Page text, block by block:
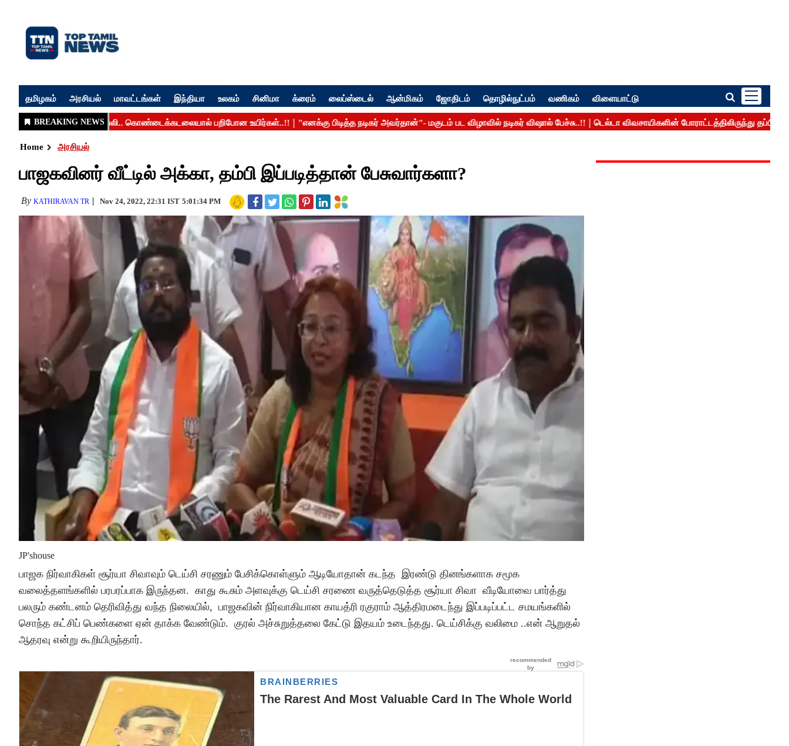
தமிழகம் அரசியல் மாவட்டங்கள் இந்தியா உலகம் சினிமா க்ரைம் லைப்ஸ்டைல் ஆன்மிகம் ஜோதிடம் தொழில்நுட்பம் வணிகம் விளையாட்டு
Home அரசியல்
பாஜகவினர் வீட்டில் அக்கா, தம்பி இப்படித்தான் பேசுவார்களா?
By KATHIRAVAN TR Nov 24, 2022, 22:31 IST 5:01:34 PM
JP'shouse
பாஜக நிர்வாகிகள் சூர்யா சிவாவும் டெய்சி சரணும் பேசிக்கொள்ளும் ஆடியோதான் கடந்த இரண்டு தினங்களாக சமூக
வலைத்தளங்களில் பரபரப்பாக இருந்தன. காது கூசும் அளவுக்கு டெய்சி சரணை வருத்தெடுத்த சூர்யா சிவா வீடியோவை பார்த்து
பலரும் கண்டனம் தெரிவித்து வந்த நிலையில், பாஜகவின் நிர்வாகியான காயத்ரி ரகுராம் ஆத்திரமடைந்து இப்படிப்பட்ட சமயங்களில்
சொந்த கட்சிப் பெண்களை ஏன் தாக்க வேண்டும். குரல் அச்சுறுத்தலை கேட்டு இதயம் உடைந்தது. டெய்சிக்கு வலிமை ..என் ஆறுதல்
ஆதரவு என்று கூறியிருந்தார்.